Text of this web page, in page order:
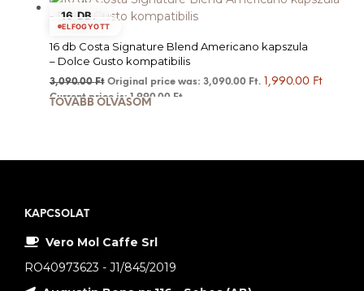
16 DB.
ELFOGYOTT
16 db Costa Signature Blend Americano kapszula
– Dolce Gusto kompatibilis
3,090.00Ft Original price was: 3,090.00 Ft. 1,990.00 Ft
Current price is: 1,990.00 Ft.
TOVÁBB OLVASOM
KAPCSOLAT
Vero Mol Caffe Srl
RO40973623 - J1/845/2019